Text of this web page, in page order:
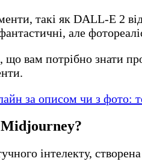
такі як DALL-E 2
але
вам потрібно знати
за описом чи з фото:
інтелекту,